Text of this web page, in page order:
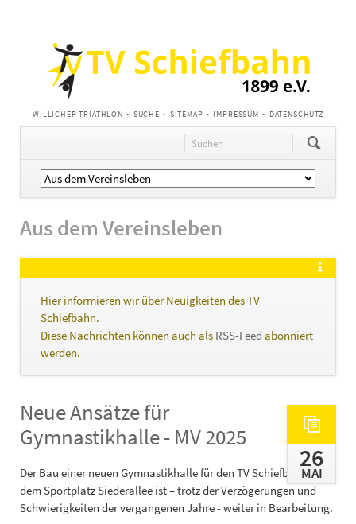
NAVIGATION
ÜBERSPRINGEN
WILLICHER TRIATHLON SUCHE SITEMAP IMPRESSUM DATENSCHUTZ
Navigation
Aus dem Vereinsleben
Hier informieren wir über Neuigkeiten des TV
Schiefbahn.
Diese Nachrichten können auch als RSS-Feed abonniert
werden.
Neue Ansätze für
Gymnastikhalle - MV 2025
26
MAI
Der Bau einer neuen Gymnastikhalle für den TV Schiefbahn auf
dem Sportplatz Siederallee ist – trotz der Verzögerungen und
Schwierigkeiten der vergangenen Jahre - weiter in Bearbeitung.